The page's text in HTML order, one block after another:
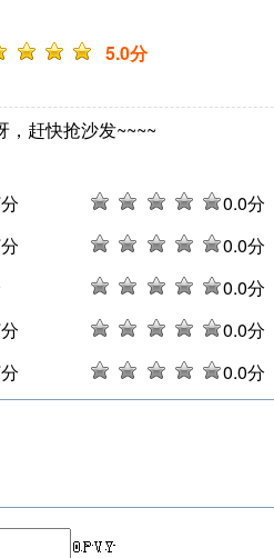
5.0分
，赶快抢沙发~~~~
0.0分
0.0分
0.0分
0.0分
0.0分